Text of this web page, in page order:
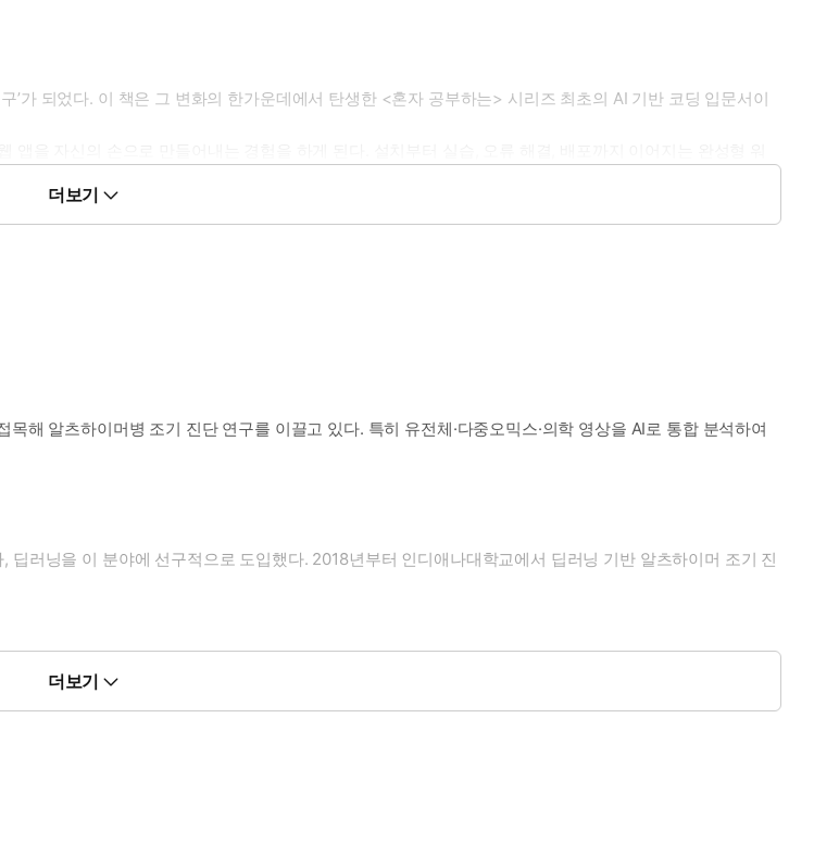
’가 되었다. 이 책은 그 변화의 한가운데에서 탄생한 <혼자 공부하는> 시리즈 최초의 AI 기반 코딩 입문서이
오는지, 어떤 구조로 앱이 작동하는지, 어떻게 응용해야 나만의 결과물을 만들 수 있는지를 기초 원리부터
방식을 익힐 수 있다.
더보기
해 알츠하이머병 조기 진단 연구를 이끌고 있다. 특히 유전체·다중오믹스·의학 영상을 AI로 통합 분석하여
러닝을 이 분야에 선구적으로 도입했다. 2018년부터 인디애나대학교에서 딥러닝 기반 알츠하이머 조기 진
신의 이유는 무엇입니까』(어떤책, 2020)를 집필했고,『쉽게 시작하는 캐글 데이터 분석』(길벗, 2021),
,2018)의 감수를 맡았다.
더보기